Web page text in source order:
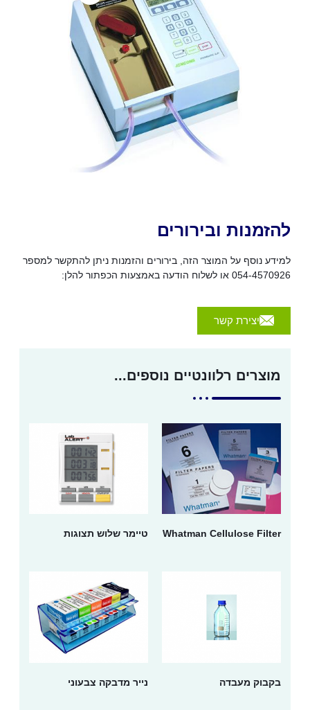
להזמנות ובירורים
למידע נוסף על המוצר הזה, בירורים והזמנות ניתן להתקשר למספר
054-4570926 או לשלוח הודעה באמצעות הכפתור להלן:
יצירת קשר
מוצרים רלוונטיים נוספים...
Whatman Cellulose Filter טיימר שלוש תצוגות
בקבוק מעבדה נייר מדבקה צבעוני